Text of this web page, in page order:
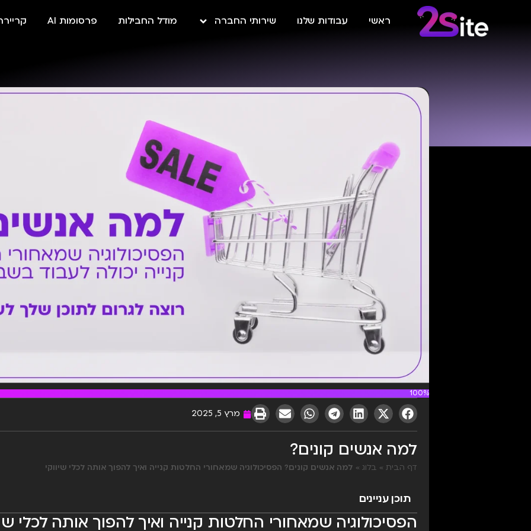
ראשי עבודות שלנו שירותי החברה מודל החבילות פרסומות AI
100%
מרץ 5, 2025
למה אנשים קונים?
דף הבית » בלוג » למה אנשים קונים? הפסיכולוגיה שמאחורי החלטות קנייה ואיך להפוך אותה לכלי שיווקי
תוכן עניינים
הפסיכולוגיה שמאחורי החלטות קנייה ואיך להפוך אותה לכלי